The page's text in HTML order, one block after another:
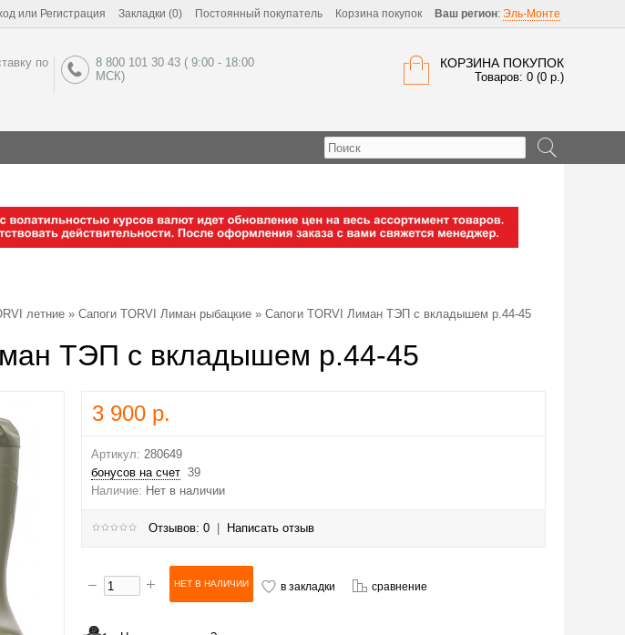
или Регистрация Закладки (0) Постоянный покупатель Корзина покупок Ваш регион: Эль-Монте
КОРЗИНА ПОКУПОК
Товаров: 0 (0 р.)
по
8 800 101 30 43 ( 9:00 - 18:00
МСК)
летние » Сапоги TORVI Лиман рыбацкие » Сапоги TORVI Лиман ТЭП с вкладышем р.44-45
ТЭП с вкладышем р.44-45
3 900 р.
Артикул: 280649
бонусов на счет 39
Наличие: Нет в наличии
Отзывов: 0 Написать отзыв
в закладки сравнение